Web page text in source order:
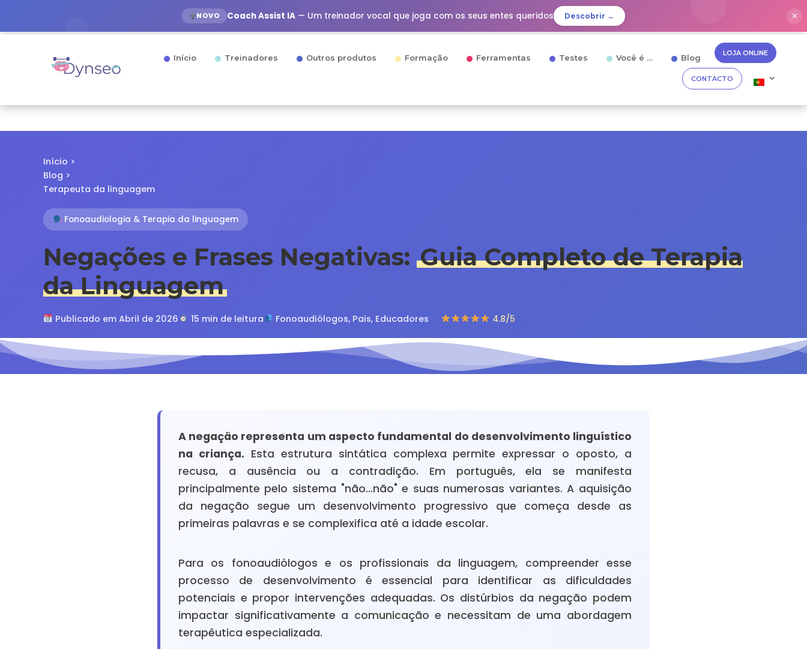
NOVO Coach Assist IA — Um treinador vocal que joga com os seus entes queridos Descobrir → ✕
Início Treinadores Outros produtos Formação Ferramentas Testes Você é … Blog LOJA ONLINE
CONTACTO
Início >
Blog >
Terapeuta da linguagem
Fonoaudiologia & Terapia da linguagem
Negações e Frases Negativas: Guia Completo de Terapia
da Linguagem
Publicado em Abril de 2026 15 min de leitura Fonoaudiólogos, Pais, Educadores 4.8/5
A negação representa um aspecto fundamental do desenvolvimento linguístico
na criança. Esta estrutura sintática complexa permite expressar o oposto, a
recusa, a ausência ou a contradição. Em português, ela se manifesta
principalmente pelo sistema "não...não" e suas numerosas variantes. A aquisição
da negação segue um desenvolvimento progressivo que começa desde as
primeiras palavras e se complexifica até a idade escolar.
Para os fonoaudiólogos e os profissionais da linguagem, compreender esse
processo de desenvolvimento é essencial para identificar as dificuldades
potenciais e propor intervenções adequadas. Os distúrbios da negação podem
impactar significativamente a comunicação e necessitam de uma abordagem
terapêutica especializada.